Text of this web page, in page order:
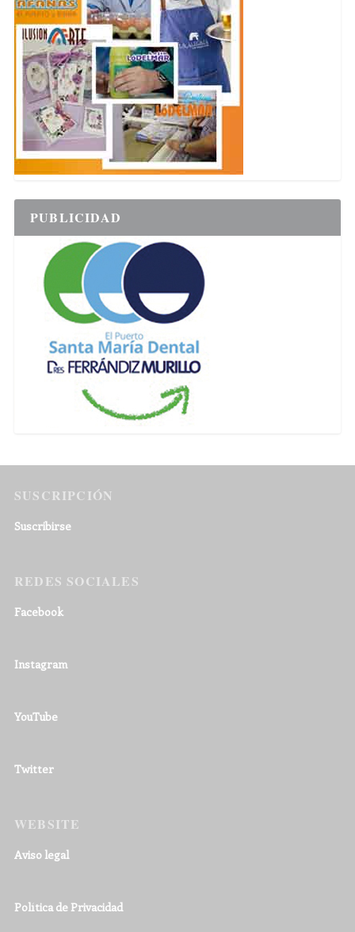
PUBLICIDAD
SUSCRIPCIÓN
Suscribirse
REDES SOCIALES
Facebook
Instagram
YouTube
Twitter
WEBSITE
Aviso legal
Política de Privacidad